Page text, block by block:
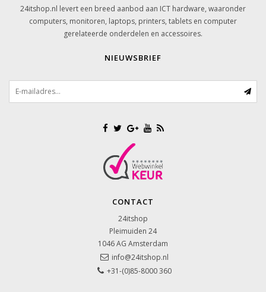
24itshop.nl levert een breed aanbod aan ICT hardware, waaronder
computers, monitoren, laptops, printers, tablets en computer
gerelateerde onderdelen en accessoires.
NIEUWSBRIEF
CONTACT
24itshop
Pleimuiden 24
1046 AG Amsterdam
info@24itshop.nl
+31-(0)85-8000 360